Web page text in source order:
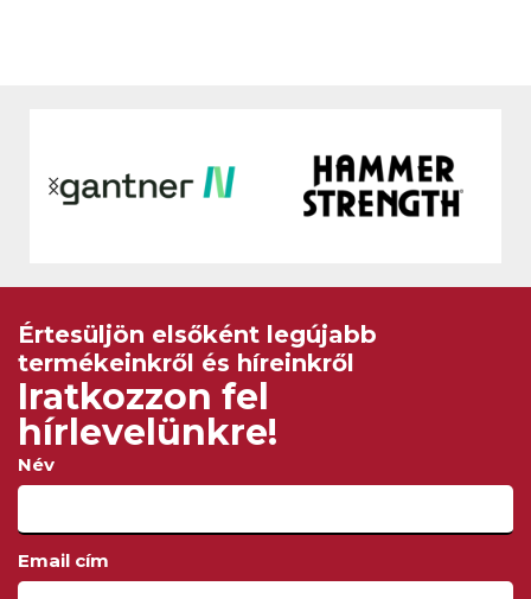
vendégeknek. Az Aspire
szobakerékpár könnyű,
kompakt és könnyen
mozgatható, így ideális otthoni
Értesüljön elsőként legújabb
termékeinkről és híreinkről
Iratkozzon fel
hírlevelünkre!
Név
Email cím